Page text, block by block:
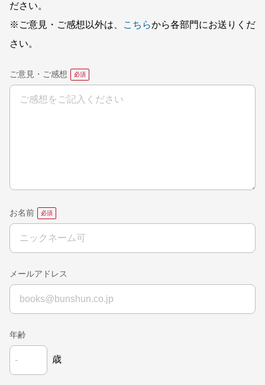
ださい。
※ご意見・ご感想以外は、
こちらから各部門にお送りくだ
さい。
ご意見・ご感想
お名前
メールアドレス
年齢
歳